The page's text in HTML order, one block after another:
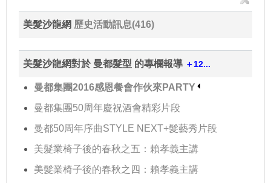
美髮沙龍網 歷史活動訊息(416)
美髮沙龍網對於 曼都髮型 的專欄報導 ＋12...
曼都集團2016感恩餐會作伙來PARTY
曼都集團50周年慶祝酒會精彩片段
曼都50周年序曲STYLE NEXT+髮藝秀片段
美髮業椅子後的春秋之五：賴孝義主講
美髮業椅子後的春秋之四：賴孝義主講